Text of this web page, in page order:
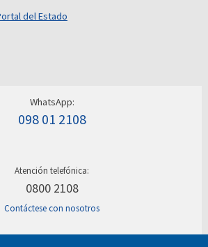
del Estado
WhatsApp:
098 01 2108
Atención telefónica:
0800 2108
Contáctese con nosotros